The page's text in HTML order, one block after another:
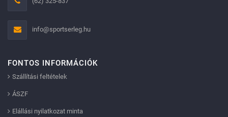
info@sportserleg.hu
FONTOS INFORMÁCIÓK
Szállítási feltételek
ÁSZF
Elállási nyilatkozat minta